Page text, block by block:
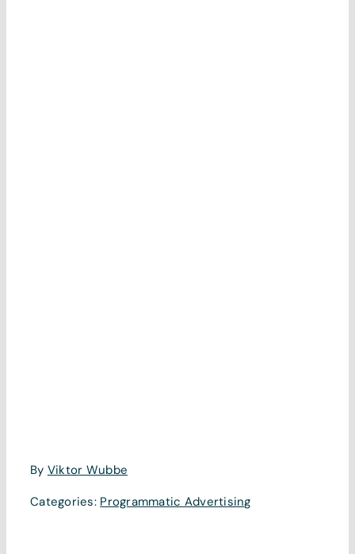
By Viktor Wubbe
Categories: Programmatic Advertising